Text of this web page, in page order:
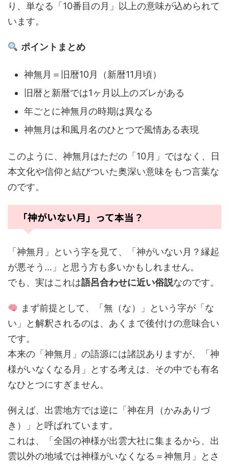
り、単なる「10番目の月」以上の意味が込められて
います。
ポイントまとめ
神無月＝旧暦10月（新暦11月頃）
旧暦と新暦では1ヶ月以上のズレがある
年ごとに神無月の時期は異なる
神無月は和風月名のひとつで風情ある表現
このように、神無月はただの「10月」ではなく、日
本文化や信仰と結びついた奥深い意味をもつ言葉な
のです。
「神がいない月」って本当？
「神無月」という字を見て、「神がいない月？縁起
が悪そう…」と思う方も多いかもしれません。
でも、実はこれは語呂合わせに近い俗説なのです。
まず前提として、「無（な）」という字が「な
い」と解釈されるのは、あくまで後付けの意味合い
です。
本来の「神無月」の語源には諸説ありますが、「神
様がいなくなる月」とする考えは、その中でも有名
なひとつにすぎません。
例えば、出雲地方では逆に「神在月（かみありづ
き）」と呼ばれています。
これは、「全国の神様が出雲大社に集まるから、出
雲以外の地域では神様がいなくなる＝神無月」とさ